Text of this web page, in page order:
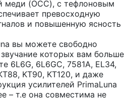
меди (OCC), с тефлоновым
превосходную
и повышенную ясность
вы можете свободно
которых вам больше
6L6G, 6L6GC, 7581A, EL34,
KT90, KT120, и даже
усилителей PrimaLuna
– т.е она совместима не